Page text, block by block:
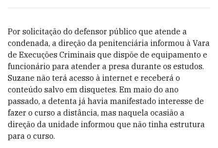
Por solicitação do defensor público que atende a
condenada, a direção da penitenciária informou à Vara
de Execuções Criminais que dispõe de equipamento e
funcionário para atender a presa durante os estudos.
Suzane não terá acesso à internet e receberá o
conteúdo salvo em disquetes. Em maio do ano
passado, a detenta já havia manifestado interesse de
fazer o curso a distância, mas naquela ocasião a
direção da unidade informou que não tinha estrutura
para o curso.